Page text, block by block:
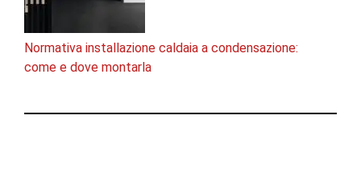
Normativa installazione caldaia a condensazione:
come e dove montarla